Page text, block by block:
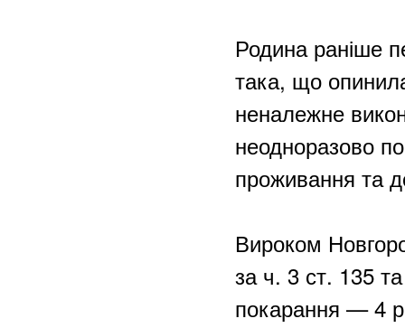
Родина раніше
така, що
неналежне
неодноразово
проживання та
Вироком
за ч. 3 ст. 135
покарання — 4